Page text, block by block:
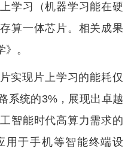
学习（机器学习能在硬
算一体芯片。相关成果
。
实现片上学习的能耗仅
系统的3%，展现出卓越
智能时代高算力需求的
用于手机等智能终端设